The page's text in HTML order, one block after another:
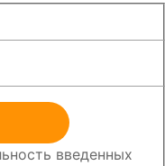
введенных